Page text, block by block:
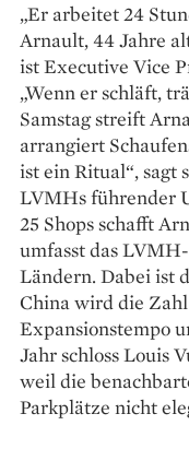
„Er arbeitet 24
Arnault, 44 Jahre
ist Executive Vice
„Wenn er schläft,
Samstag streift
arrangiert
ist ein Ritual“, sagt
LVMHs führender
25 Shops schafft
umfasst das
Ländern. Dabei ist
China wird die
Expansions­tempo
Jahr schloss Louis
weil die
Parkplätze nicht